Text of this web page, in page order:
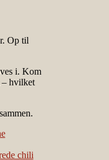
Op til
i. Kom
– hvilket